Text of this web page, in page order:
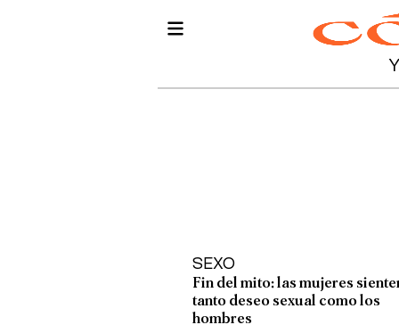
SEXO
Fin del mito: las mujeres
tanto deseo sexual como los
hombres